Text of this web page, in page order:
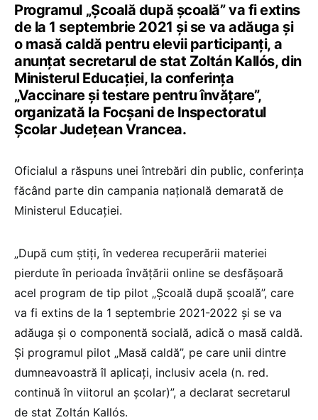
Programul „Școală după școală” va fi extins
de la 1 septembrie 2021 și se va adăuga și
o masă caldă pentru elevii participanți, a
anunțat secretarul de stat Zoltán Kallós, din
Ministerul Educației, la conferința
„Vaccinare și testare pentru învățare”,
organizată la Focșani de Inspectoratul
Școlar Județean Vrancea.
Oficialul a răspuns unei întrebări din public, conferința
făcând parte din campania națională demarată de
Ministerul Educației.
„După cum știți, în vederea recuperării materiei
pierdute în perioada învățării online se desfășoară
acel program de tip pilot „Școală după școală”, care
va fi extins de la 1 septembrie 2021-2022 și se va
adăuga și o componentă socială, adică o masă caldă.
Și programul pilot „Masă caldă”, pe care unii dintre
dumneavoastră îl aplicați, inclusiv acela (n. red.
continuă în viitorul an școlar)”, a declarat secretarul
de stat Zoltán Kallós.